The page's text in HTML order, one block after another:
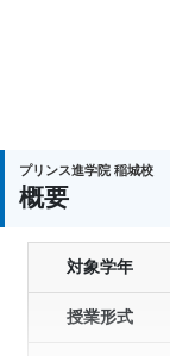
プリンス進学院 稲城校
概要
対象学年
授業形式